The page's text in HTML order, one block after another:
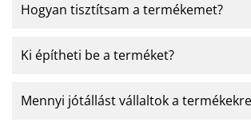
Hogyan tisztítsam a termékemet?
Ki építheti be a terméket?
Mennyi jótállást vállaltok a